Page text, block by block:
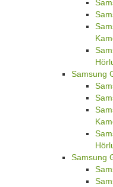
Samsung
Samsung